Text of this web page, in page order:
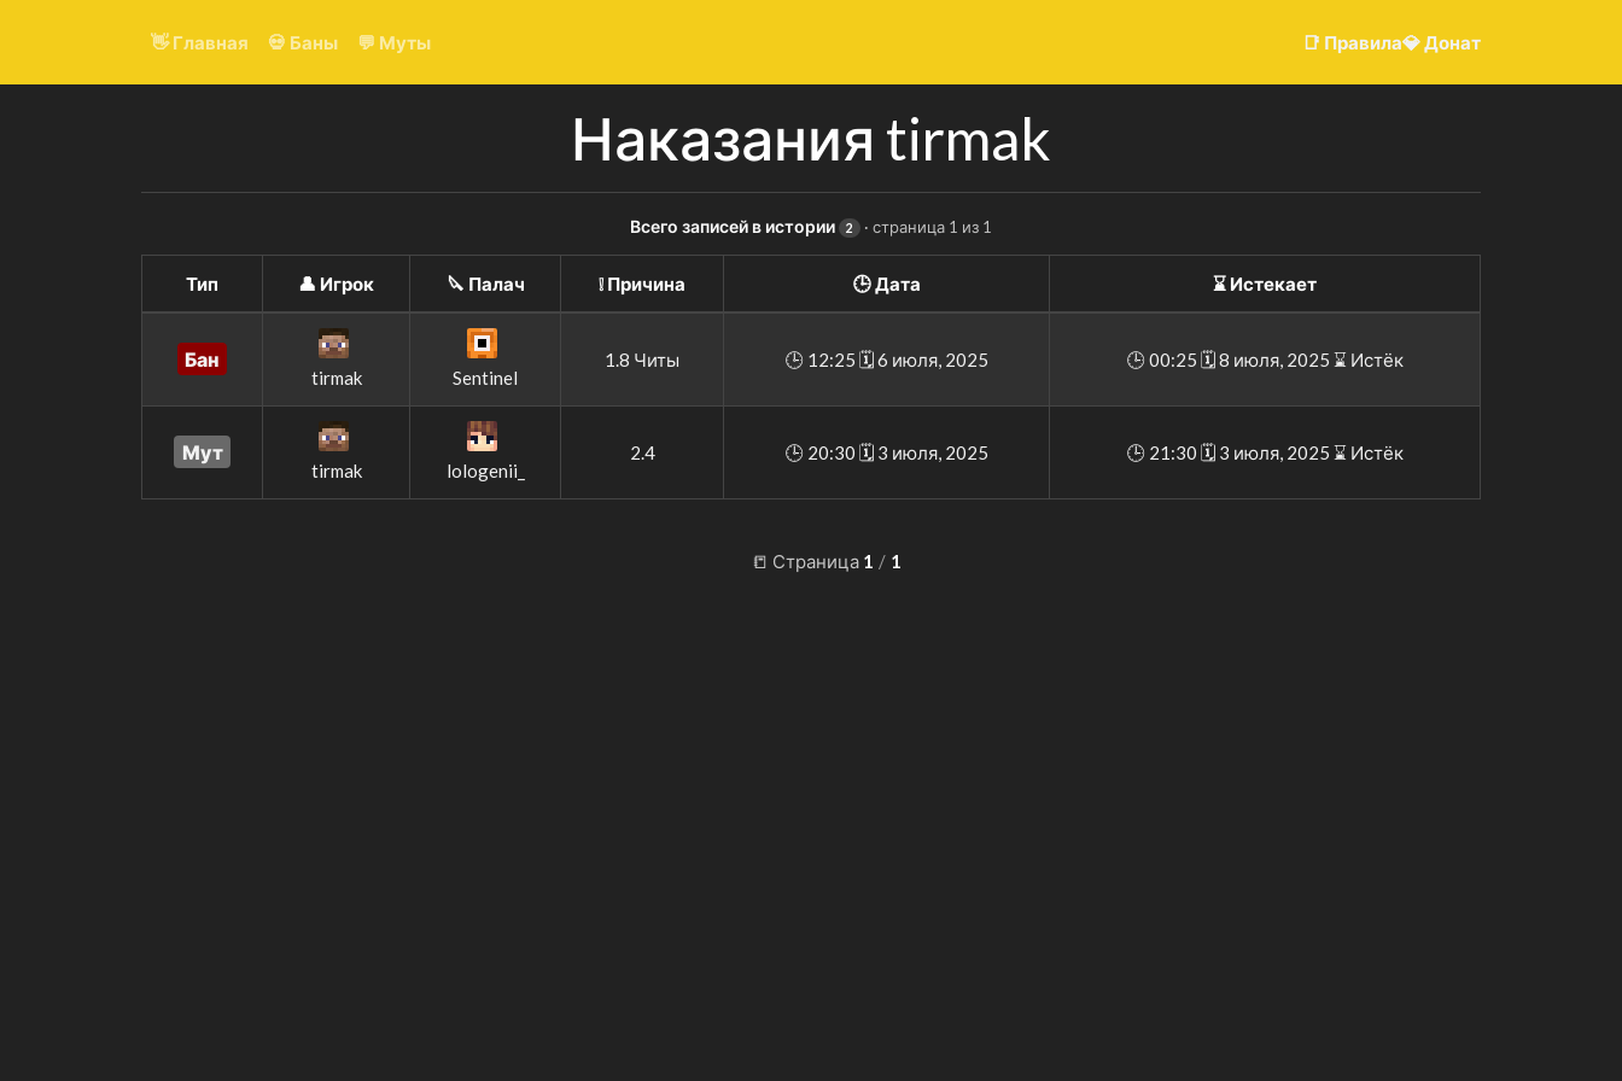
👋 Главная 💀 Баны 💬 Муты 📑 Правилаㅤ💎 Донатㅤ
Наказания tirmak
Всего записей в истории 2 · страница 1 из 1
Тип 👤 Игрок 🔪 Палач ❕ Причина 🕒 Дата ⌛️ Истекает
Бан
tirmak Sentinel
1.8 Читы 🕒 12:25 🗓 6 июля, 2025 🕒 00:25 🗓 8 июля, 2025 ⌛️ Истёк
Мут
tirmak lologenii_
2.4 🕒 20:30 🗓 3 июля, 2025 🕒 21:30 🗓 3 июля, 2025 ⌛️ Истёк
📒 Страница 1 / 1